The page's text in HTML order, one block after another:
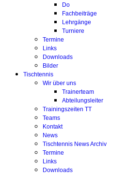
Do
Fachbeiträge
Lehrgänge
Turniere
Termine
Links
Downloads
Bilder
Tischtennis
Wir über uns
Trainerteam
Abteilungsleiter
Trainingszeiten TT
Teams
Kontakt
News
Tischtennis News Archiv
Termine
Links
Downloads